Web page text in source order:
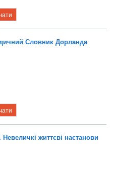
Словник Дорланда
життєві настанови